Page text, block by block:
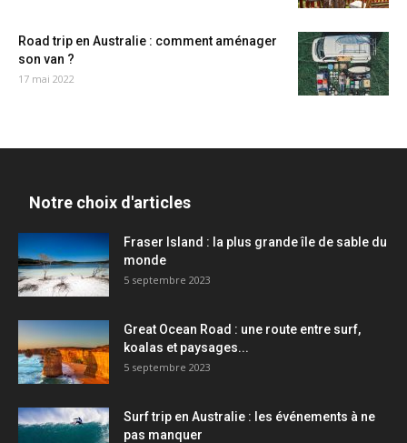
Road trip en Australie : comment aménager
son van ?
17 mai 2022
Notre choix d'articles
Fraser Island : la plus grande île de sable du
monde
5 septembre 2023
Great Ocean Road : une route entre surf,
koalas et paysages...
5 septembre 2023
Surf trip en Australie : les événements à ne
pas manquer